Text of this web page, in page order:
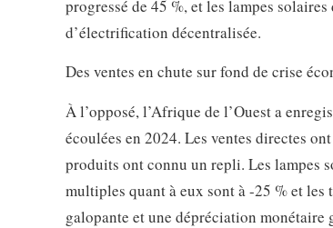
progressé de 45 %, et les lampes
d’électrification décentralisée.
Des ventes en chute sur fond de crise
À l’opposé, l’Afrique de l’Ouest a
écoulées en 2024. Les ventes directes
produits ont connu un repli. Les lampes
multiples quant à eux sont à -25 % et
galopante et une dépréciation monétaire